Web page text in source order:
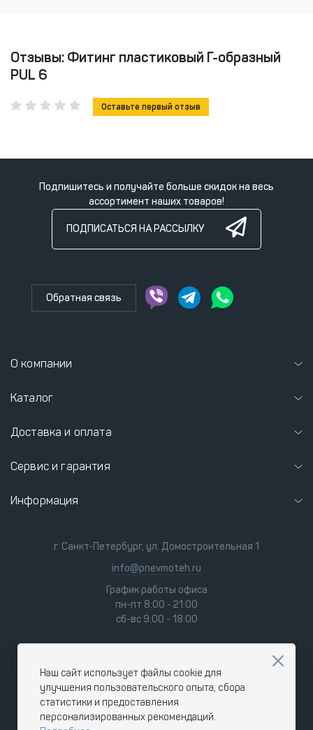
Отзывы: Фитинг пластиковый Г-образный
PUL 6
Оставьте первый отзыв
Подпишитесь и получайте больше скидок на весь
ассортимент наших товаров!
ПОДПИСАТЬСЯ НА РАССЫЛКУ
Обратная связь
О компании
Каталог
Доставка и оплата
Сервис и гарантия
Информация
г. Санкт-Петербург, ул. Домостроительная 1
info@pnevmoteh.ru
График работы офиса
пн-пт 8:00 - 21:00
сб-вс 9:00 - 18:00
Наш сайт использует файлы cookie для
улучшения пользовательского опыта, сбора
статистики и предоставления
персонализированных рекомендаций.